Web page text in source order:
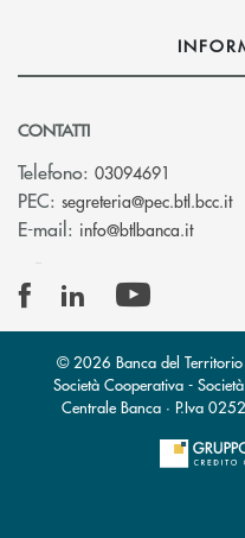
CONTATTI
Telefono: 03094691
PEC: segreteria@pec.btl.bcc.it
E-mail: info@btlbanca.it(si
© 2026 Banca del
Società Cooperativa -
Centrale Banca · P.Iva